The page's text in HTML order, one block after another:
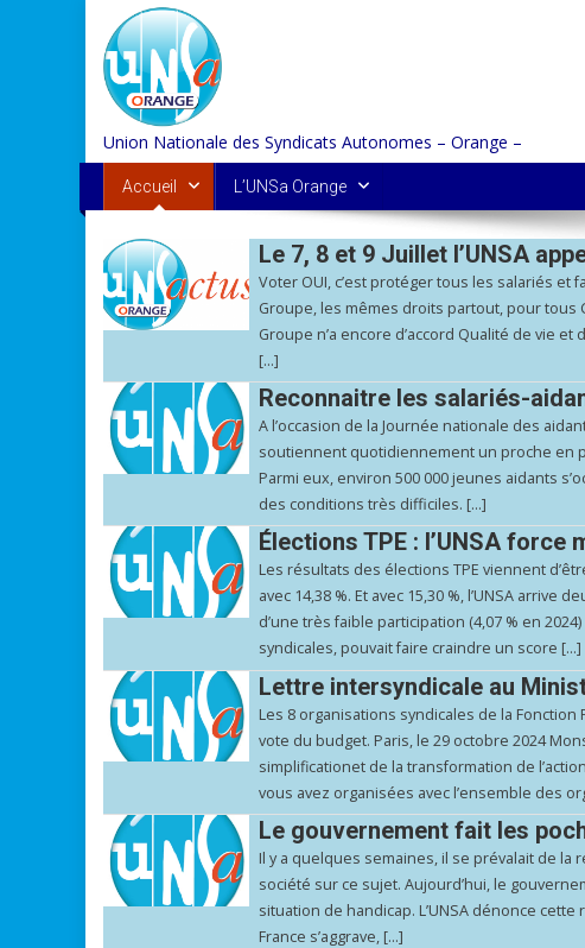
content
Union Nationale des Syndicats Autonomes – Orange –
Accueil L’UNSa Orange
Le 7, 8 et 9 Juillet l’UNSA
Voter OUI, c’est protéger tous les salariés et
Groupe, les mêmes droits partout, pour tous
Groupe n’a encore d’accord Qualité de vie
[…]
Reconnaitre les salariés-
A l’occasion de la Journée nationale des
soutiennent quotidiennement un proche en
Parmi eux, environ 500 000 jeunes aidants
des conditions très difficiles. […]
Élections TPE : l’UNSA force
Les résultats des élections TPE viennent
avec 14,38 %. Et avec 15,30 %, l’UNSA
d’une très faible participation (4,07 % en
syndicales, pouvait faire craindre un score […]
Lettre intersyndicale au
Les 8 organisations syndicales de la
vote du budget. Paris, le 29 octobre 2024
simplificationet de la transformation de
vous avez organisées avec l’ensemble des
Le gouvernement fait les
Il y a quelques semaines, il se prévalait de
société sur ce sujet. Aujourd’hui, le
situation de handicap. L’UNSA dénonce
France s’aggrave, […]